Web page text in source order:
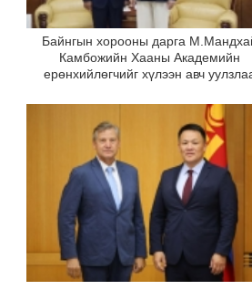
Байнгын хорооны дарга
Камбожийн Хааны Академийн
ерөнхийлөгчийг хүлээн авч